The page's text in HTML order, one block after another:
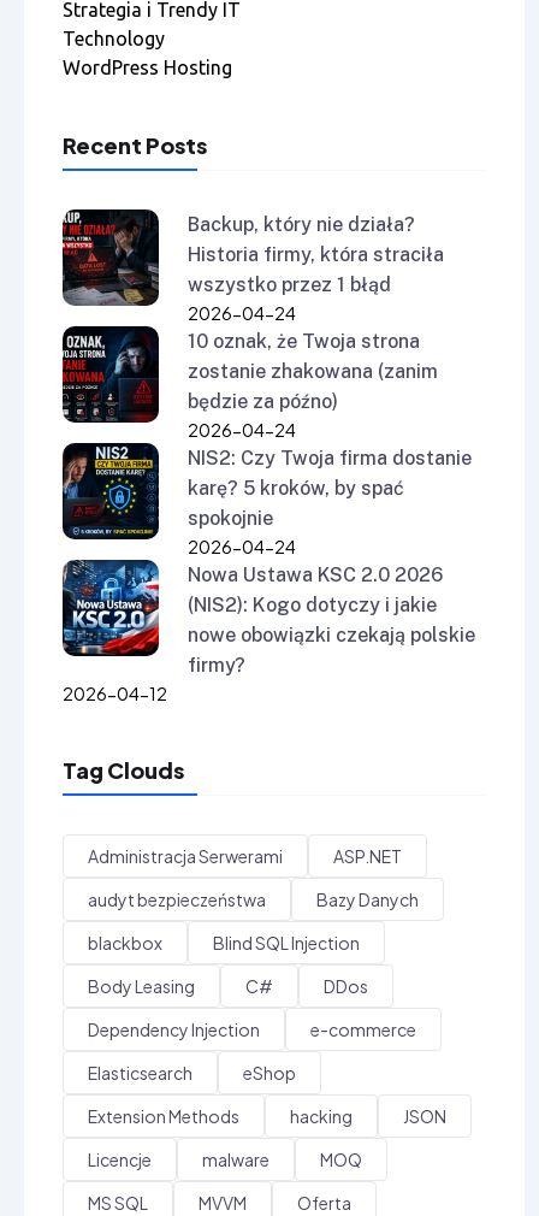
Strategia i Trendy IT
Technology
WordPress Hosting
Recent Posts
Backup, który nie działa?
Historia firmy, która straciła
wszystko przez 1 błąd
2026-04-24
10 oznak, że Twoja strona
zostanie zhakowana (zanim
będzie za późno)
2026-04-24
NIS2: Czy Twoja firma dostanie
karę? 5 kroków, by spać
spokojnie
2026-04-24
Nowa Ustawa KSC 2.0 2026
(NIS2): Kogo dotyczy i jakie
nowe obowiązki czekają polskie
firmy?
2026-04-12
Tag Clouds
Administracja Serwerami
ASP.NET
audyt bezpieczeństwa
Bazy Danych
blackbox
Blind SQL Injection
Body Leasing
C#
DDos
Dependency Injection
e-commerce
Elasticsearch
eShop
Extension Methods
hacking
JSON
Licencje
malware
MOQ
MS SQL
MVVM
Oferta